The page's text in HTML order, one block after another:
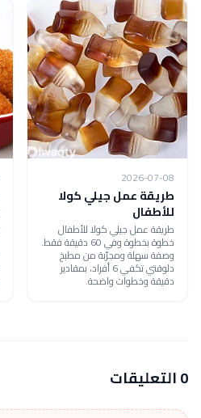
2026-07-08
طريقة عمل جيلي كولا
للأطفال
طريقة عمل جيلي كولا للأطفال
خطوة بخطوة وفي 60 دقيقة فقط.
وصفة سهلة ومجرّبة من مطبخ
دلوقتي تكفي 6 أفراد، بمقادير
دقيقة وخطوات واضحة.
0 التعليقات